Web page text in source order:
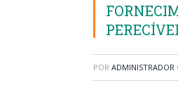
POR ADMINISTRADOR